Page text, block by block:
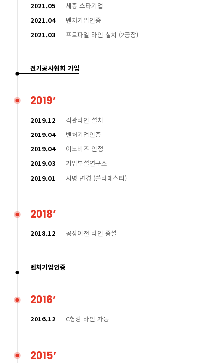
2021.05
세종 스타기업
2021.04
벤처기업인증
2021.03
프로파일 라인 설치 (2공장)
전기공사협회 가입
2019’
2019.12
각관라인 설치
2019.04
벤처기업인증
2019.04
이노비즈 인정
2019.03
기업부설연구소
2019.01
사명 변경 (쏠라에스티)
2018’
2018.12 공장이전 라인 증설
벤처기업인증
2016’
2016.12 C형강 라인 가동
2015’